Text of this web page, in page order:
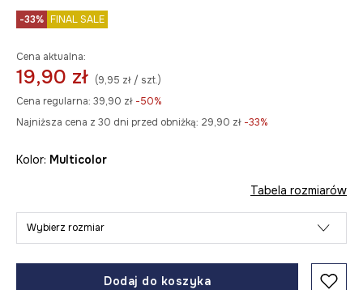
-33% FINAL SALE
Cena aktualna:
19,90 zł (9,95 zł / szt.)
Cena regularna: 39,90 zł -50%
Najniższa cena z 30 dni przed obniżką: 29,90 zł -33%
Kolor: multicolor
Tabela rozmiarów
Wybierz rozmiar
Dodaj do koszyka